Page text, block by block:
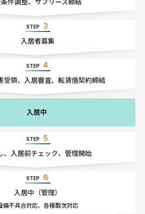
STEP 3
入居者募集
STEP 4
受領、 入居審査、 転賃借契約締結
入居中
STEP 5
、 入居前チェック、 管理開始
STEP 6
入居中 （管理）
備不具合対応、 各種取次対応